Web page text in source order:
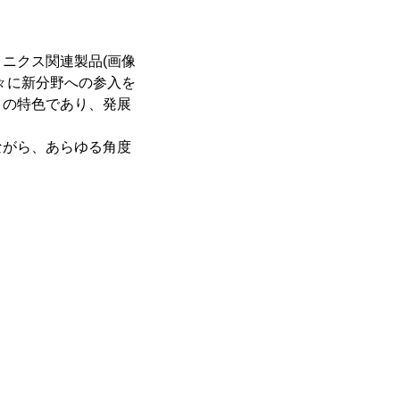
クス関連製品(画像
に新分野への参入を
特色であり、発展
ら、あらゆる角度